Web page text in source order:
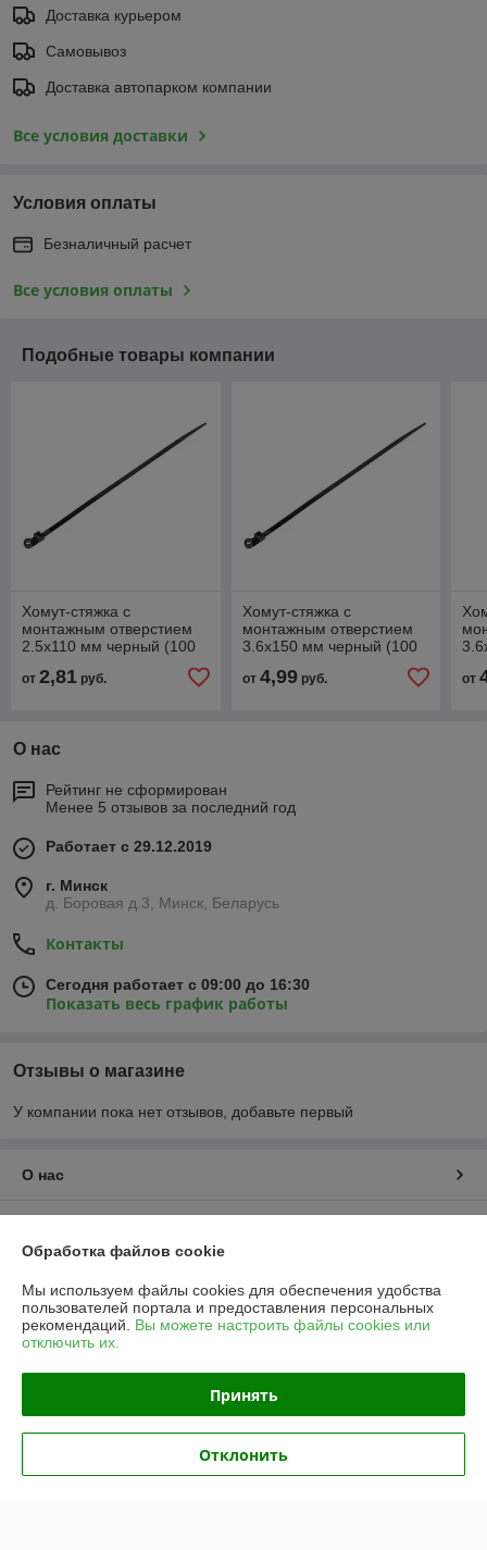
Доставка курьером
Самовывоз
Доставка автопарком компании
Все условия доставки
Условия оплаты
Безналичный расчет
Все условия оплаты
Подобные товары компании
Хомут-стяжка с
монтажным отверстием
2.5х110 мм черный (100
от 2,81 руб.
Хомут-стяжка с
монтажным отверстием
3.6х150 мм черный (100
от 4,99руб. от
О нас
Рейтинг не сформирован
Менее 5 отзывов за последний год
Работает с 29.12.2019
г. Минск
д. Боровая д.3, Минск, Беларусь
Контакты
Сегодня работает с 09:00 до 16:30
Показать весь график работы
Отзывы о магазине
У компании пока нет отзывов, добавьте первый
О нас
График работы
Полная версия сайта
Политика обработки cookies
Сайт создан на платформе Deal.by
Обработка файлов cookie
Мы используем файлы cookies для обеспечения удобства
пользователей портала и предоставления персональных
рекомендаций. Вы можете настроить файлы cookies или
отключить их.
Принять
Отклонить